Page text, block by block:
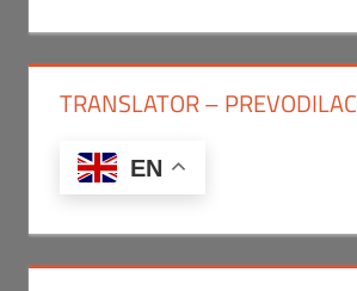
TRANSLATOR – PREVODILAC
EN